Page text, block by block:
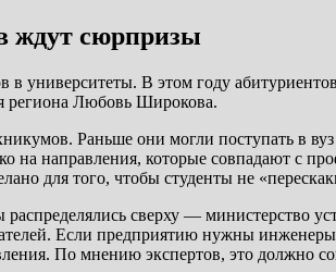
ждут сюрпризы
университеты. В этом году
региона Любовь Широкова.
Раньше они могли поступать в
на направления, которые совпадают с
для того, чтобы студенты не
сверху — министерство
Если предприятию нужны
По мнению экспертов, это должно